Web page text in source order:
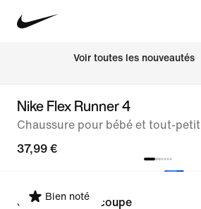
Voir toutes les nouveautés
Nike Flex Runner 4
Chaussure pour bébé et tout-petit
37,99 €
Bien noté
Sélectionner la coupe